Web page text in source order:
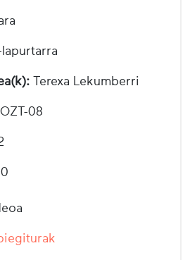
lapurtarra
Terexa Lekumberri
08